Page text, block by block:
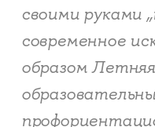
своими руками
современное
образом